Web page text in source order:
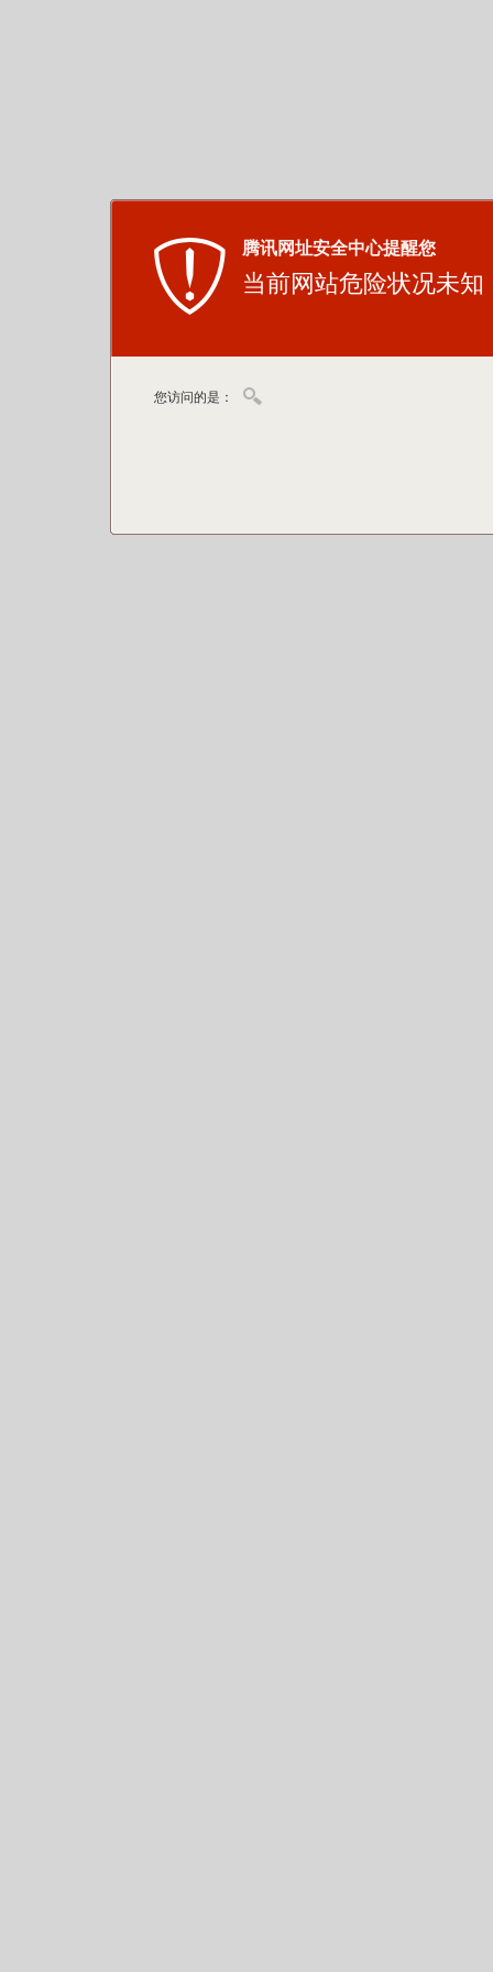
腾讯网址安全中心提醒您
当前网站危险状况未知
您访问的是：